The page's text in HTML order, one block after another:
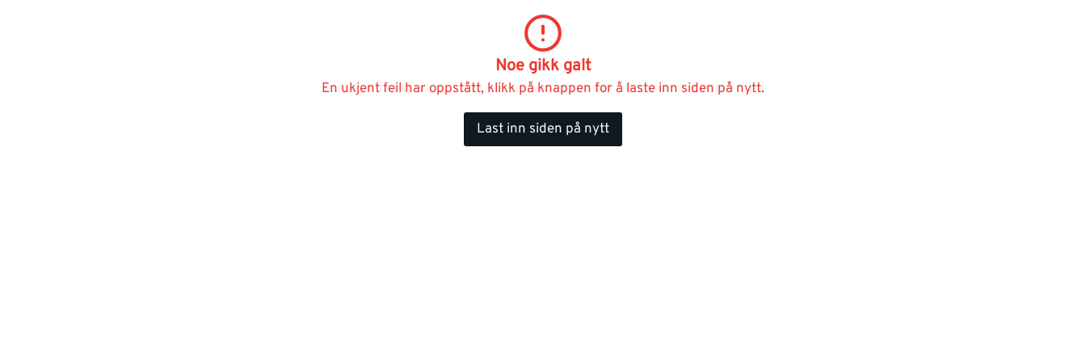
Noe gikk galt
En ukjent feil har oppstått, klikk på knappen for å laste inn siden på nytt.
Last inn siden på nytt